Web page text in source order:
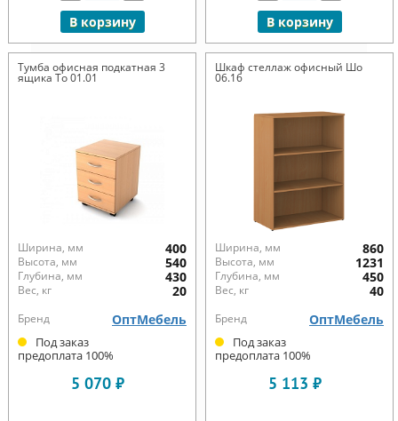
В корзину В корзину
Тумба офисная подкатная 3
ящика То 01.01
Ширина, мм 400
Высота, мм 540
Глубина, мм 430
Вес, кг 20
Бренд ОптМебель
Под заказ
предоплата 100%
5 070 ₽
Шкаф стеллаж офисный Шо
06.16
Ширина, мм 860
Высота, мм 1231
Глубина, мм 450
Вес, кг 40
Бренд ОптМебель
Под заказ
предоплата 100%
5 113 ₽